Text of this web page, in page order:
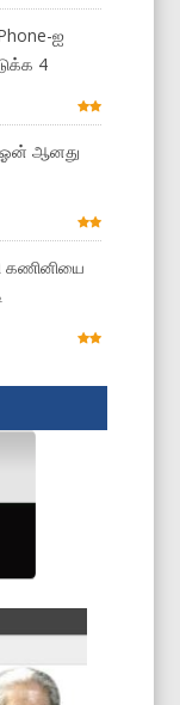
ஐ
4
ஓன் ஆனது
கணினியை